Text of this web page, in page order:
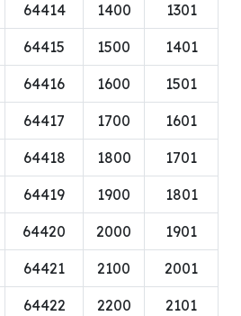
1301
1400
64414
1401
1500
64415
1501
1600
64416
1601
1700
64417
1701
1800
64418
1801
1900
64419
1901
2000
64420
2001
2100
64421
2101
2200
64422